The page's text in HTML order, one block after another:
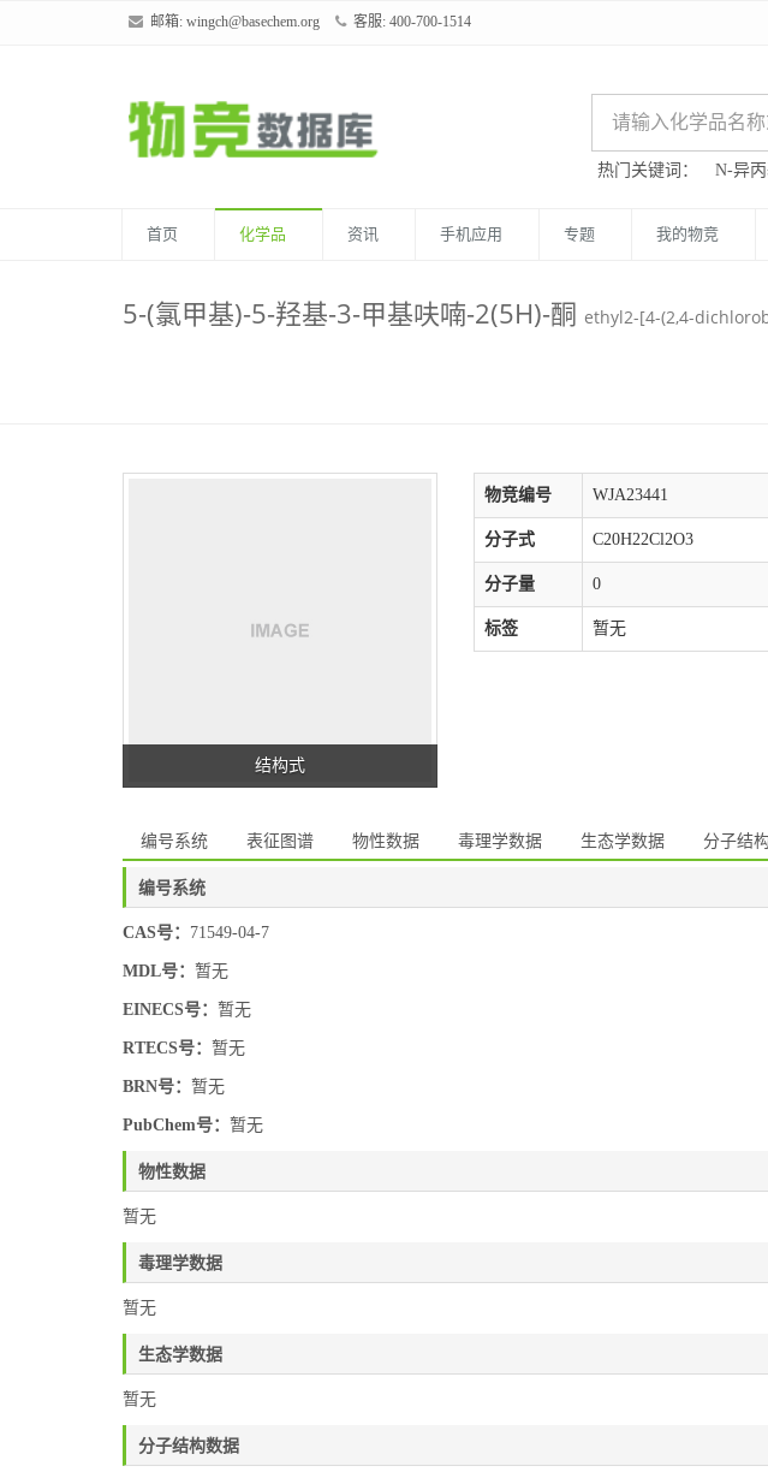
邮箱: wingch@basechem.org 客服: 400-700-1514
热门关键词： N-异
首页 化学品 资讯 手机应用 专题 我的物竞
5-(氯甲基)-5-羟基-3-甲基呋喃-2(5H)-酮 ethyl2-[4-(2,4-
结构式
物竞编号 WJA23441
分子式 C20H22Cl2O3
分子量 0
标签 暂无
编号系统 表征图谱 物性数据 毒理学数据 生态学数据 分子结
编号系统
CAS号： 71549-04-7
MDL号： 暂无
EINECS号： 暂无
RTECS号： 暂无
BRN号： 暂无
PubChem号： 暂无
物性数据
暂无
毒理学数据
暂无
生态学数据
暂无
分子结构数据